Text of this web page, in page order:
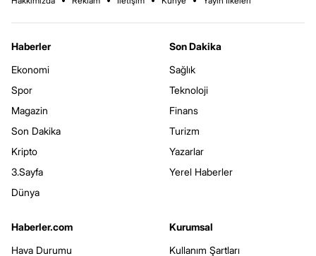
Haberler
Ekonomi
Spor
Magazin
Son Dakika
Kripto
3.Sayfa
Dünya
Son Dakika
Sağlık
Teknoloji
Finans
Turizm
Yazarlar
Yerel Haberler
Haberler.com
Hava Durumu
Kurumsal
Kullanım Şartları